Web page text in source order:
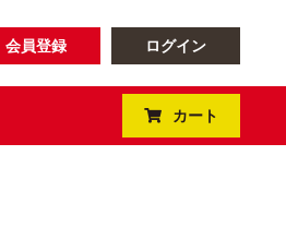
会員登録 ログイン
カート